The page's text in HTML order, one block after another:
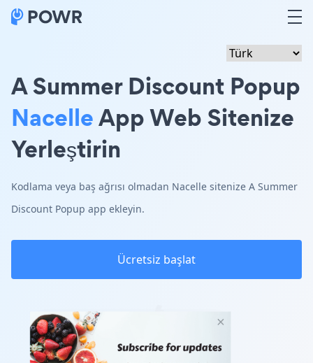
A Summer Discount Popup
NacelleApp Web Sitenize
Yerleştirin
Kodlama veya baş ağrısı olmadan Nacelle sitenize A Summer
Discount Popup app ekleyin.
Ücretsiz başlat